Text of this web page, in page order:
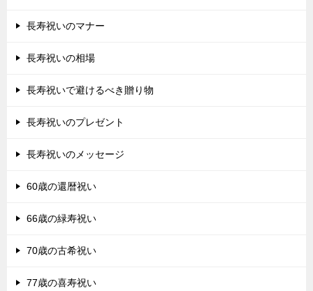
長寿祝いのマナー
長寿祝いの相場
長寿祝いで避けるべき贈り物
長寿祝いのプレゼント
長寿祝いのメッセージ
60歳の還暦祝い
66歳の緑寿祝い
70歳の古希祝い
77歳の喜寿祝い